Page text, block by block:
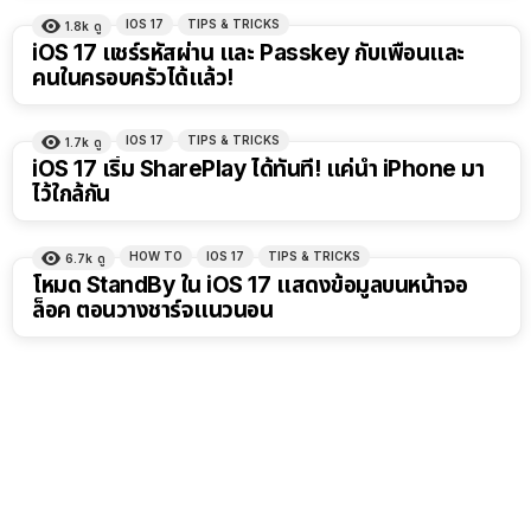
1.8k ดู IOS 17 TIPS & TRICKS
iOS 17 แชร์รหัสผ่าน และ Passkey กับเพื่อนและ
คนในครอบครัวได้แล้ว!
1.7k ดู IOS 17 TIPS & TRICKS
iOS 17 เริ่ม SharePlay ได้ทันที! แค่นำ iPhone มา
ไว้ใกล้กัน
6.7k ดู HOW TO IOS 17 TIPS & TRICKS
โหมด StandBy ใน iOS 17 แสดงข้อมูลบนหน้าจอ
ล็อค ตอนวางชาร์จแนวนอน